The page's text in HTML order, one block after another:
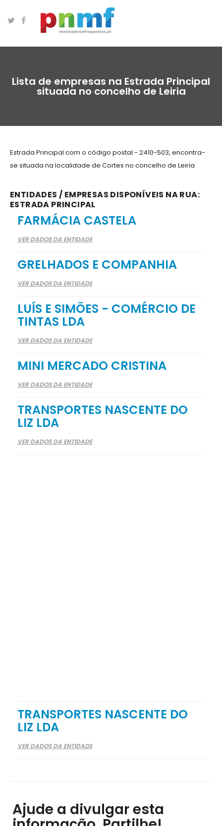
Lista de empresas na Estrada Principal
situada no concelho de Leiria
Estrada Principal com o código postal - 2410-503, encontra-
se situada na localidade de Cortes no concelho de Leiria
ENTIDADES / EMPRESAS DISPONÍVEIS NA RUA:
ESTRADA PRINCIPAL
FARMÁCIA CASTELA
VER DADOS DA ENTIDADE
GRELHADOS E COMPANHIA
VER DADOS DA ENTIDADE
LUÍS E SIMÕES - COMÉRCIO DE
TINTAS LDA
VER DADOS DA ENTIDADE
MINI MERCADO CRISTINA
VER DADOS DA ENTIDADE
TRANSPORTES NASCENTE DO
LIZ LDA
VER DADOS DA ENTIDADE
TRANSPORTES NASCENTE DO
LIZ LDA
VER DADOS DA ENTIDADE
Ajude a divulgar esta